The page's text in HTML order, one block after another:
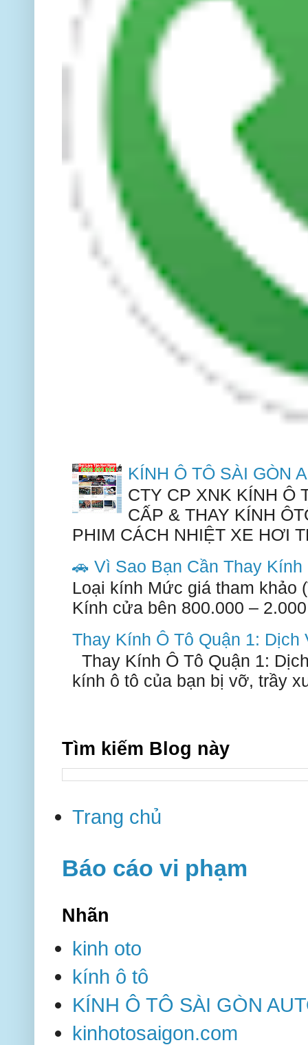
KÍNH Ô TÔ SÀI GÒN
CTY CP XNK KÍNH Ô
CẤP & THAY KÍNH
PHIM CÁCH NHIỆT XE HƠI
🚗 Vì Sao Bạn Cần Thay
Loại kính Mức giá tham khảo
Kính cửa bên 800.000 –
Thay Kính Ô Tô Quận 1:
Thay Kính Ô Tô Quận 1:
kính ô tô của bạn bị vỡ, trầy
Tìm kiếm Blog này
Trang chủ
Báo cáo vi phạm
Nhãn
kinh oto
kính ô tô
KÍNH Ô TÔ SÀI GÒN
kinhotosaigon.com